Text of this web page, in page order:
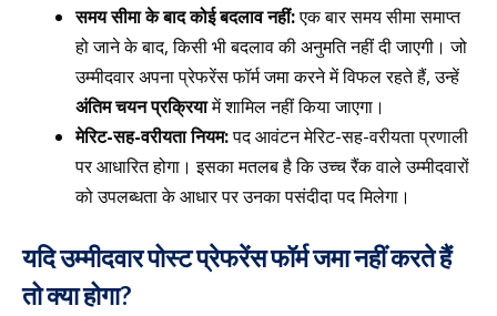
समय सीमा के बाद कोई बदलाव नहीं:एक बार समय सीमा समाप्त
हो जाने के बाद, किसी भी बदलाव की अनुमति नहीं दी जाएगी। जो
उम्मीदवार अपना प्रेफरेंस फॉर्म जमा करने में विफल रहते हैं, उन्हें
अंतिम चयन प्रक्रियामें शामिल नहीं किया जाएगा।
मेरिट-सह-वरीयता नियम:पद आवंटन मेरिट-सह-वरीयता प्रणाली
पर आधारित होगा। इसका मतलब है कि उच्च रैंक वाले उम्मीदवारों
को उपलब्धता के आधार पर उनका पसंदीदा पद मिलेगा।
यदि उम्मीदवार पोस्ट प्रेफरेंस फॉर्म जमा नहीं करते हैं
तो क्या होगा?